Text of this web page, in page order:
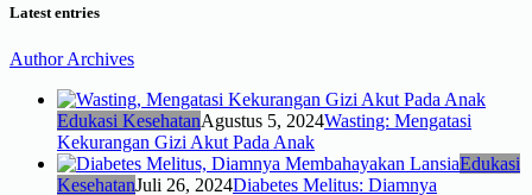
Latest entries
Author Archives
Edukasi KesehatanAgustus 5, 2024Wasting: Mengatasi
Kekurangan Gizi Akut Pada Anak
Edukasi
KesehatanJuli 26, 2024Diabetes Melitus: Diamnya